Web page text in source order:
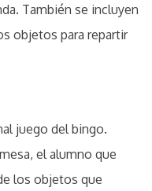
También se incluyen
objetos para repartir
juego del bingo.
el alumno que
los objetos que